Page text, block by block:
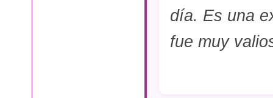
día. Es una
fue muy